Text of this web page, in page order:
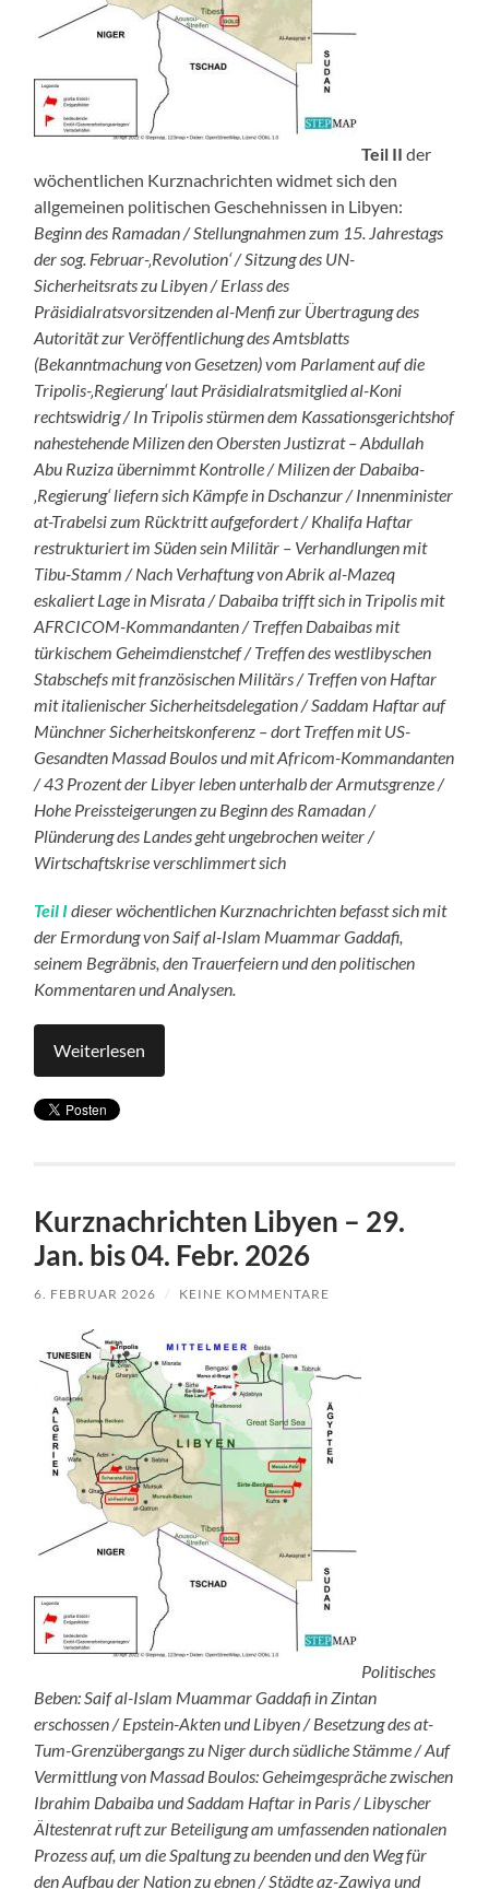
Teil II der
wöchentlichen Kurznachrichten widmet sich den
allgemeinen politischen Geschehnissen in Libyen:
Beginn des Ramadan / Stellungnahmen zum 15. Jahrestags
der sog. Februar-‚Revolution‘ / Sitzung des UN-
Sicherheitsrats zu Libyen / Erlass des
Präsidialratsvorsitzenden al-Menfi zur Übertragung des
Autorität zur Veröffentlichung des Amtsblatts
(Bekanntmachung von Gesetzen) vom Parlament auf die
Tripolis-‚Regierung‘ laut Präsidialratsmitglied al-Koni
rechtswidrig / In Tripolis stürmen dem Kassationsgerichtshof
nahestehende Milizen den Obersten Justizrat – Abdullah
Abu Ruziza übernimmt Kontrolle / Milizen der Dabaiba-
‚Regierung‘ liefern sich Kämpfe in Dschanzur / Innenminister
at-Trabelsi zum Rücktritt aufgefordert / Khalifa Haftar
restrukturiert im Süden sein Militär – Verhandlungen mit
Tibu-Stamm / Nach Verhaftung von Abrik al-Mazeq
eskaliert Lage in Misrata / Dabaiba trifft sich in Tripolis mit
AFRCICOM-Kommandanten / Treffen Dabaibas mit
türkischem Geheimdienstchef / Treffen des westlibyschen
Stabschefs mit französischen Militärs / Treffen von Haftar
mit italienischer Sicherheitsdelegation / Saddam Haftar auf
Münchner Sicherheitskonferenz – dort Treffen mit US-
Gesandten Massad Boulos und mit Africom-Kommandanten
/ 43 Prozent der Libyer leben unterhalb der Armutsgrenze /
Hohe Preissteigerungen zu Beginn des Ramadan /
Plünderung des Landes geht ungebrochen weiter /
Wirtschaftskrise verschlimmert sich
Teil Idieser wöchentlichen Kurznachrichten befasst sich mit
der Ermordung von Saif al-Islam Muammar Gaddafi,
seinem Begräbnis, den Trauerfeiern und den politischen
Kommentaren und Analysen.
Weiterlesen
Kurznachrichten Libyen – 29.
Jan. bis 04. Febr. 2026
6. FEBRUAR 2026 / KEINE KOMMENTARE
Politisches
Beben: Saif al-Islam Muammar Gaddafi in Zintan
erschossen / Epstein-Akten und Libyen / Besetzung des at-
Tum-Grenzübergangs zu Niger durch südliche Stämme / Auf
Vermittlung von Massad Boulos: Geheimgespräche zwischen
Ibrahim Dabaiba und Saddam Haftar in Paris / Libyscher
Ältestenrat ruft zur Beteiligung am umfassenden nationalen
Prozess auf, um die Spaltung zu beenden und den Weg für
den Aufbau der Nation zu ebnen / Städte az-Zawiya und